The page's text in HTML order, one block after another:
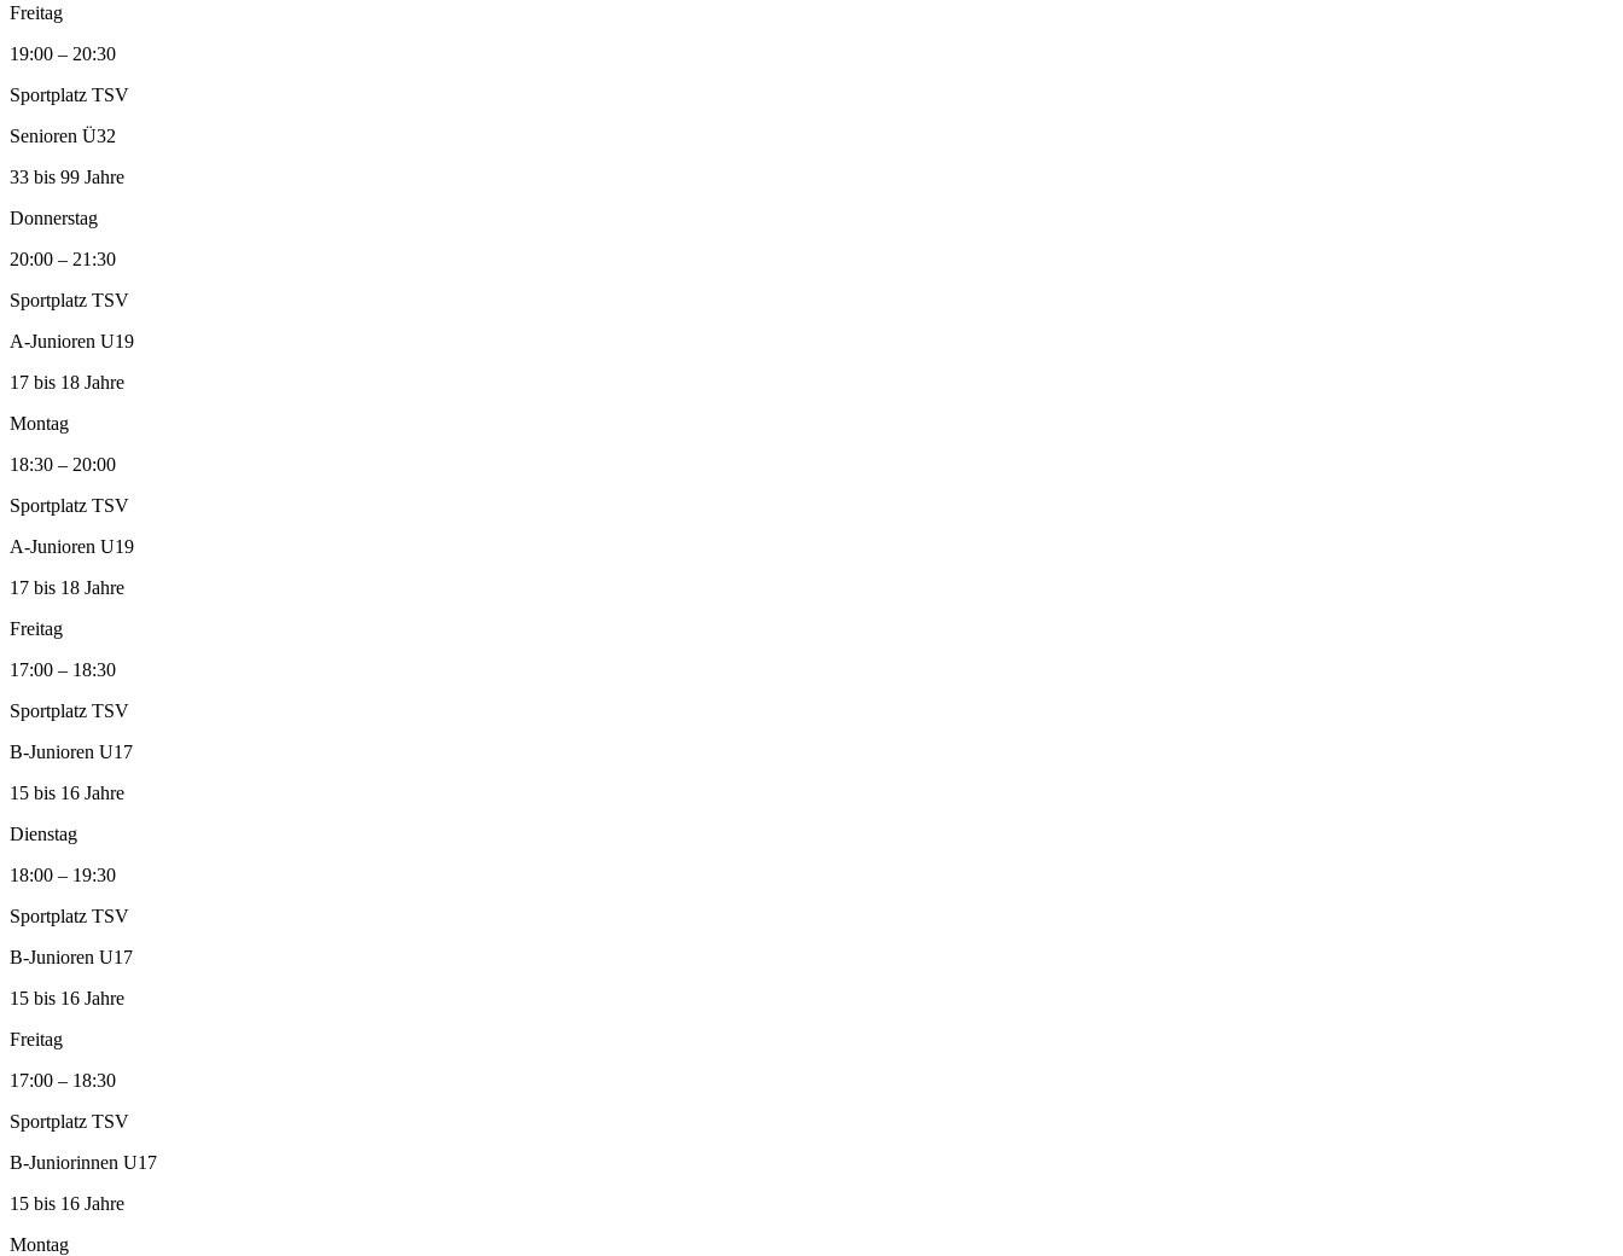
Freitag
19:00 – 20:30
Sportplatz TSV
Senioren Ü32
33 bis 99 Jahre
Donnerstag
20:00 – 21:30
Sportplatz TSV
A‑Junioren U19
17 bis 18 Jahre
Montag
18:30 – 20:00
Sportplatz TSV
A‑Junioren U19
17 bis 18 Jahre
Freitag
17:00 – 18:30
Sportplatz TSV
B‑Junioren U17
15 bis 16 Jahre
Dienstag
18:00 – 19:30
Sportplatz TSV
B‑Junioren U17
15 bis 16 Jahre
Freitag
17:00 – 18:30
Sportplatz TSV
B‑Juniorinnen U17
15 bis 16 Jahre
Montag